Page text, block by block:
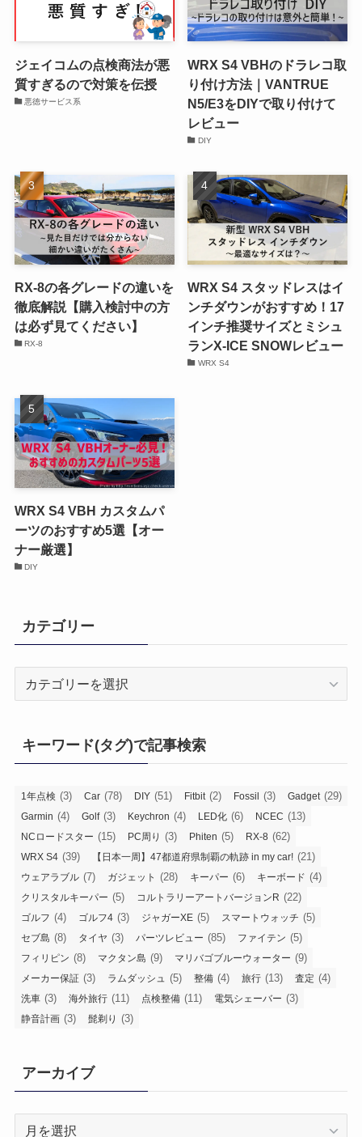
ジェイコムの点検商法が悪
質すぎるので対策を伝授
悪徳サービス系
WRX S4 VBHのドラレコ取
り付け方法｜VANTRUE
N5/E3をDIYで取り付けて
レビュー
DIY
RX-8の各グレードの違いを
徹底解説【購入検討中の方
は必ず見てください】
RX-8
WRX S4 スタッドレスはイ
ンチダウンがおすすめ！17
インチ推奨サイズとミシュ
ランX-ICE SNOWレビュー
WRX S4
WRX S4 VBH カスタムパ
ーツのおすすめ5選【オー
ナー厳選】
DIY
カテゴリー
キーワード(タグ)で記事検索
1年点検 (3) Car (78) DIY (51) Fitbit(2) Fossil (3) Gadget(29)
Garmin (4) Golf(3) Keychron (4) LED化 (6) NCEC (13)
NCロードスター (15) PC周り (3) Phiten (5) RX-8 (62)
WRX S4 (39) 【日本一周】47都道府県制覇の軌跡 in my car! (21)
ウェアラブル (7) ガジェット (28) キーパー (6) キーボード (4)
クリスタルキーパー (5) コルトラリーアートバージョンR (22)
ゴルフ (4) ゴルフ4 (3) ジャガーXE (5) スマートウォッチ (5)
セブ島 (8) タイヤ (3) パーツレビュー (85) ファイテン (5)
フィリピン (8) マクタン島 (9) マリバゴブルーウォーター (9)
メーカー保証 (3) ラムダッシュ (5) 整備 (4) 旅行 (13) 査定 (4)
洗車 (3) 海外旅行 (11) 点検整備 (11) 電気シェーバー (3)
静音計画 (3) 髭剃り (3)
アーカイブ